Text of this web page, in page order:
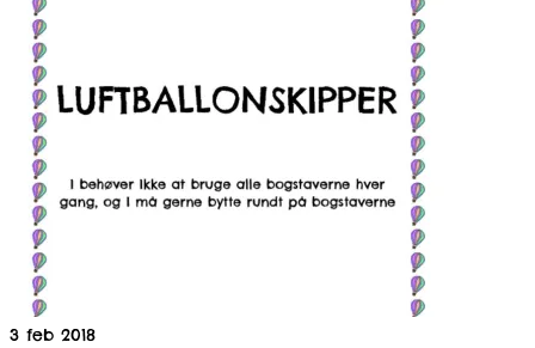
3 feb 2018